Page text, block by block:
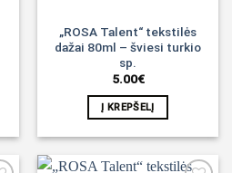
„ROSA Talent“ tekstilės
dažai 80ml – šviesi turkio
sp.
5.00€
Į KREPŠELĮ